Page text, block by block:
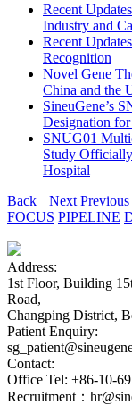
Recent
Industry and
Recent
Recognition
Novel Gene
China and the
SineuGene’s
Designation
SNUG01
Study
Hospital
Back
Next Previous
FOCUS PIPELINE
Address:
1st Floor, Building
Road,
Changping District,
Patient Enquiry:
Contact:
Office Tel: +86-10-
Recruitment：